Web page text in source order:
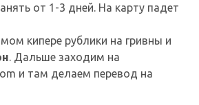
от 1-3 дней. На карту падет
кипере рублики на гривны и
. Дальше заходим на
и там делаем перевод на